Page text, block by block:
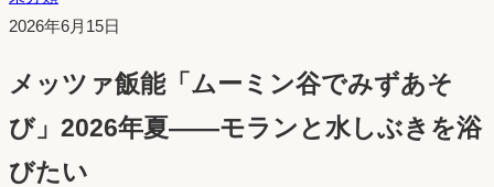
投
日：
2026年6月15日
メッツァ飯能「ムーミン谷でみずあそ
び」2026年夏——モランと水しぶきを浴
びたい